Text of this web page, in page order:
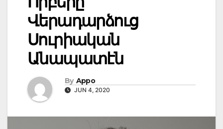
Վերադարձուց
Սուրիական
Անապատէն
By Appo
JUN 4, 2020